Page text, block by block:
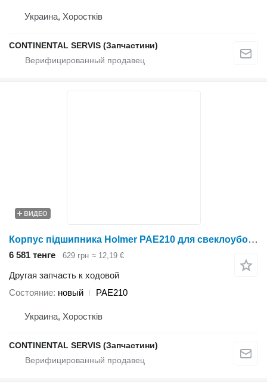
Украина, Хоростків
CONTINENTAL SERVIS (Запчастини)
ВИДЕО
Корпус підшипника Holmer PAE210 для свеклоуборочного комбайна
6 581 тенге 629 грн ≈ 12,19 €
Другая запчасть к ходовой
Состояние новый PAE210
Украина, Хоростків
CONTINENTAL SERVIS (Запчастини)